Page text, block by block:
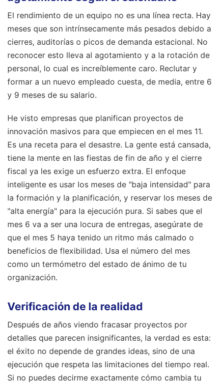
El rendimiento de un equipo no es una línea recta. Hay
meses que son intrínsecamente más pesados debido a
cierres, auditorías o picos de demanda estacional. No
reconocer esto lleva al agotamiento y a la rotación de
personal, lo cual es increíblemente caro. Reclutar y
formar a un nuevo empleado cuesta, de media, entre 6
y 9 meses de su salario.
He visto empresas que planifican proyectos de
innovación masivos para que empiecen en el mes 11.
Es una receta para el desastre. La gente está cansada,
tiene la mente en las fiestas de fin de año y el cierre
fiscal ya les exige un esfuerzo extra. El enfoque
inteligente es usar los meses de "baja intensidad" para
la formación y la planificación, y reservar los meses de
"alta energía" para la ejecución pura. Si sabes que el
mes 6 va a ser una locura de entregas, asegúrate de
que el mes 5 haya tenido un ritmo más calmado o
beneficios de flexibilidad. Usa el número del mes
como un termómetro del estado de ánimo de tu
organización.
Verificación de la realidad
Después de años viendo fracasar proyectos por
detalles que parecen insignificantes, la verdad es esta:
el éxito no depende de grandes ideas, sino de una
ejecución que respeta las limitaciones del tiempo real.
Si no puedes decirme exactamente cómo cambia tu